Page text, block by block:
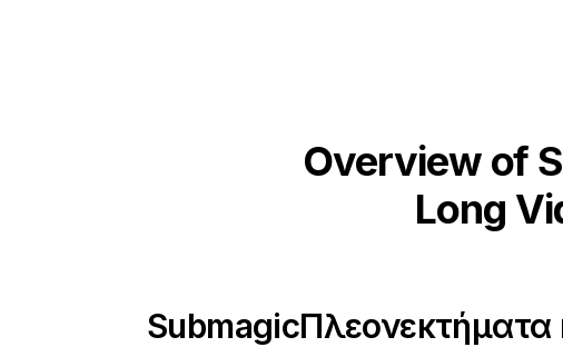
Overview of
Long
SubmagicΠλεονεκτήματα